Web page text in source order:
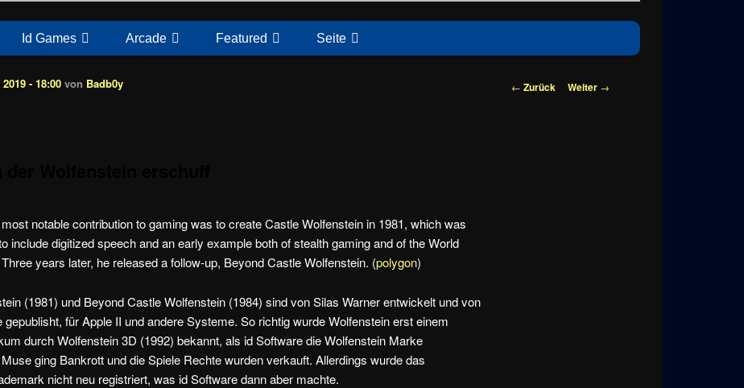
Id Games Arcade Featured Seite
Beitragsnavigation
← Zurück Weiter →
- 18:00 von Badb0y
most notable contribution to gaming was to create Castle Wolfenstein in 1981, which was
include digitized speech and an early example both of stealth gaming and of the World
years later, he released a follow-up, Beyond Castle Wolfenstein. (polygon)
(1981) und Beyond Castle Wolfenstein (1984) sind von Silas Warner entwickelt und von
gepublisht, für Apple II und andere Systeme.So richtig wurde Wolfenstein erst einem
durch Wolfenstein 3D (1992) bekannt, als id Software die Wolfenstein Marke
ging Bankrott und die Spiele Rechte wurden verkauft. Allerdings wurde das
nicht neu registriert, was id Software dann aber machte.